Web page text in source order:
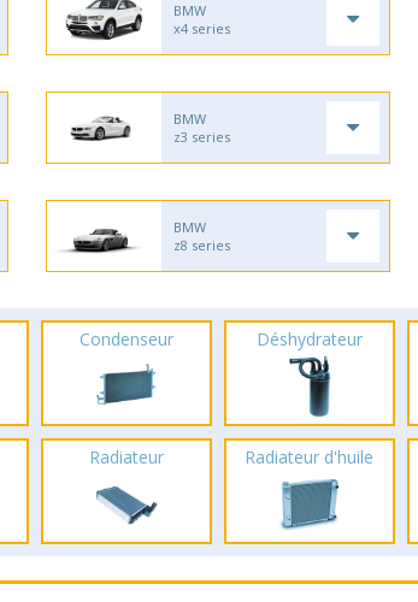
BMW
x4 series
BMW
z3 series
BMW
z8 series
Condenseur Déshydrateur
Radiateur Radiateur d'huile